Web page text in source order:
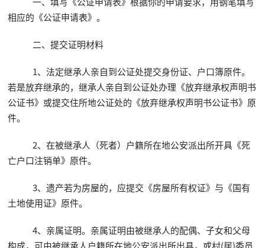
相应的《公证申请表》。
二、提交证明材料
1、法定继承人亲自到公证处提交身份证、户口簿原件。
若是放弃继承的，继承人亲自到公证处办理《放弃继承权声明书
公证书》或提交住所地公证处的《放弃继承权声明书公证书》原
件。
2、在被继承人（死者）户籍所在地公安派出所开具《死
亡户口注销单》原件。
3、遗产若为房屋的，应提交《房屋所有权证》与《国有
土地使用证》原件。
4、亲属证明。亲属证明由被继承人的配偶、子女和父母
构成，可由被继承人户籍所在地公安派出所出具，或村(居)委员